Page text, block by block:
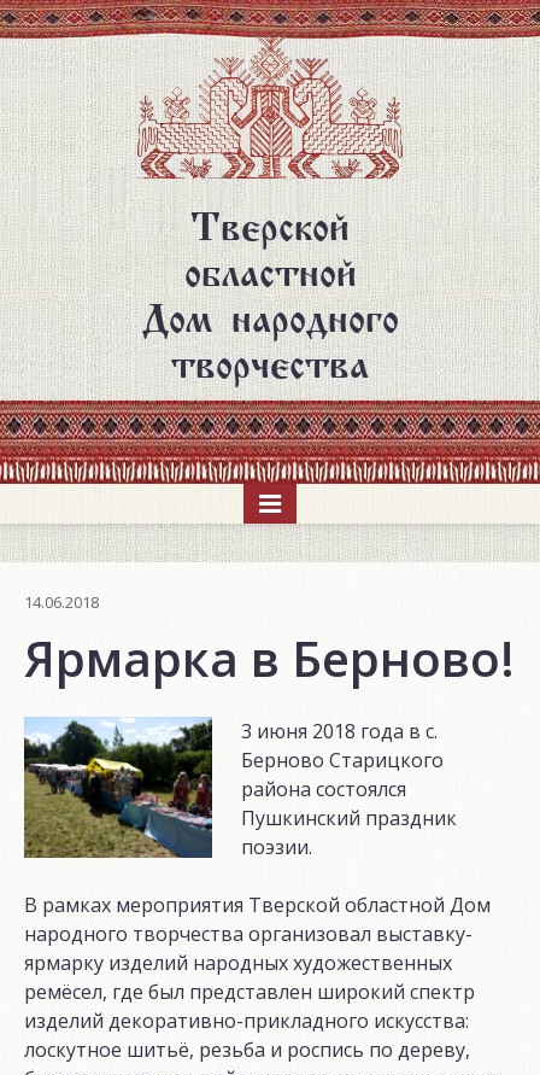
Перейти
к
основному
содержанию
Тверской
областной
Дом народного
творчества
14.06.2018
Ярмарка в Берново!
3 июня 2018 года в с.
Берново Старицкого
района состоялся
Пушкинский праздник
поэзии.
В рамках мероприятия Тверской областной Дом
народного творчества организовал выставку-
ярмарку изделий народных художественных
ремёсел, где был представлен широкий спектр
изделий декоративно-прикладного искусства:
лоскутное шитьё, резьба и роспись по дереву,